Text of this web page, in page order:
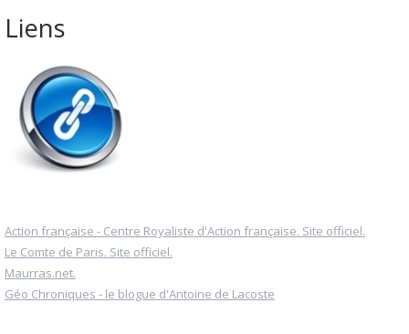
Liens
Action française - Centre Royaliste d'Action française. Site officiel.
Le Comte de Paris. Site officiel.
Maurras.net.
Géo Chroniques - le blogue d'Antoine de Lacoste